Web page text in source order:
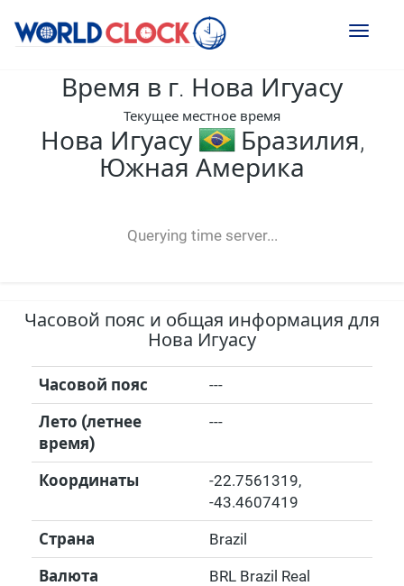
Toggle
Время в г. Нова Игуасу
Текущее местное время
Нова Игуасу
Бразилия,
Южная Америка
Querying time server...
-- ---- ----
Часовой пояс и общая информация для
Нова Игуасу
Часовой пояс ---
Лето (летнее
время)
---
Координаты -22.7561319,
-43.4607419
Страна Brazil
Валюта BRL Brazil Real